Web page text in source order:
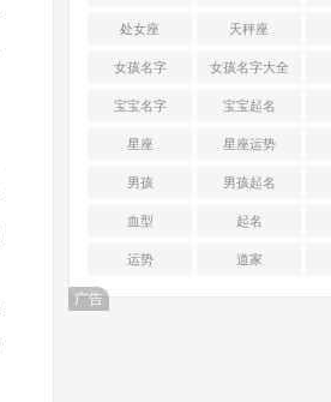
处女座 天秤座
女孩名字 女孩名字大全
宝宝名字 宝宝起名
星座 星座运势
男孩 男孩起名
血型 起名
运势 道家
广告